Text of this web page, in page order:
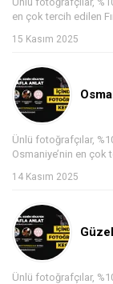
en çok tercih edilen
15 Kasım 2025
Ünlü fotoğrafçılar,
Osmaniye’nin en çok
14 Kasım 2025
Ünlü fotoğrafçılar,